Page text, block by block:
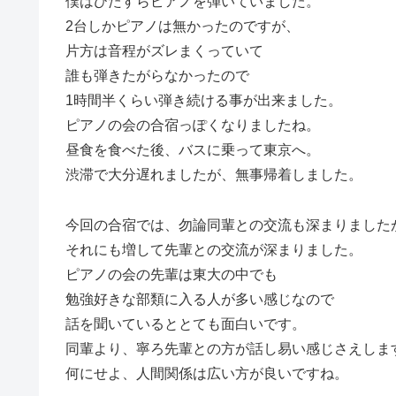
2台しかピアノは無かったのですが、
片方は音程がズレまくっていて
誰も弾きたがらなかったので
1時間半くらい弾き続ける事が出来ました。
ピアノの会の合宿っぽくなりましたね。
昼食を食べた後、バスに乗って東京へ。
渋滞で大分遅れましたが、無事帰着しました。
今回の合宿では、勿論同輩との交流も深まりました
それにも増して先輩との交流が深まりました。
ピアノの会の先輩は東大の中でも
勉強好きな部類に入る人が多い感じなので
話を聞いているととても面白いです。
同輩より、寧ろ先輩との方が話し易い感じさえしま
何にせよ、人間関係は広い方が良いですね。